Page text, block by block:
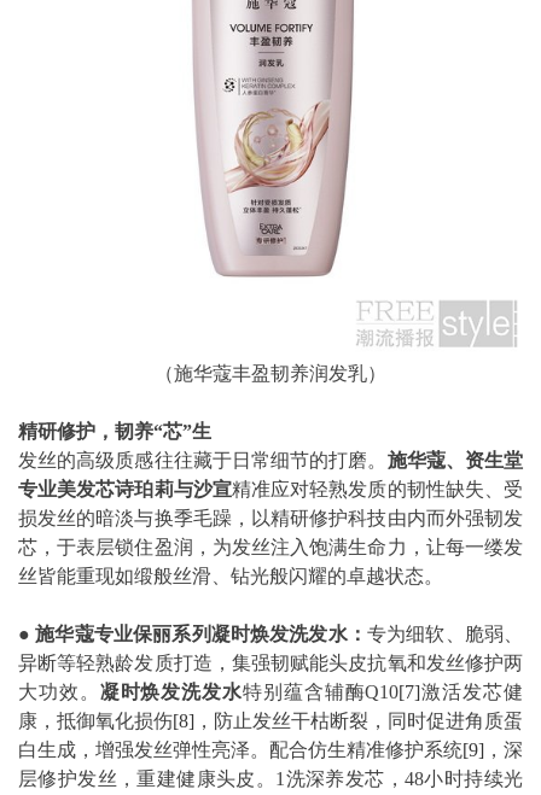
（施华蔻丰盈韧养润发乳）
精研修护，韧养“芯”生
发丝的高级质感往往藏于日常细节的打磨。 施华蔻、资生堂
专业美发芯诗珀莉与沙宣精准应对轻熟发质的韧性缺失、受
损发丝的暗淡与换季毛躁，以精研修护科技由内而外强韧发
芯，于表层锁住盈润，为发丝注入饱满生命力，让每一缕发
丝皆能重现如缎般丝滑、钻光般闪耀的卓越状态。
●施华蔻专业保丽系列凝时焕发洗发水： 专为细软、脆弱、
异断等轻熟龄发质打造，集强韧赋能头皮抗氧和发丝修护两
大功效。 凝时焕发洗发水特别蕴含辅酶Q10[7]激活发芯健
康，抵御氧化损伤[8] ，防止发丝干枯断裂，同时促进角质蛋
白生成，增强发丝弹性亮泽。配合仿生精准修护系统[9] ，深
层修护发丝，重建健康头皮。1洗深养发芯，48小时持续光